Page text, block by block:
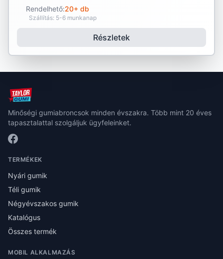
Rendelhető:20+ db
Szállítás: 5-6 munkanap
Részletek
Minőségi gumiabroncsok minden évszakra. Több mint 20 éves
tapasztalattal szolgáljuk ügyfeleinket.
TERMÉKEK
Nyári gumik
Téli gumik
Négyévszakos gumik
Katalógus
Összes termék
MOBIL ALKALMAZÁS